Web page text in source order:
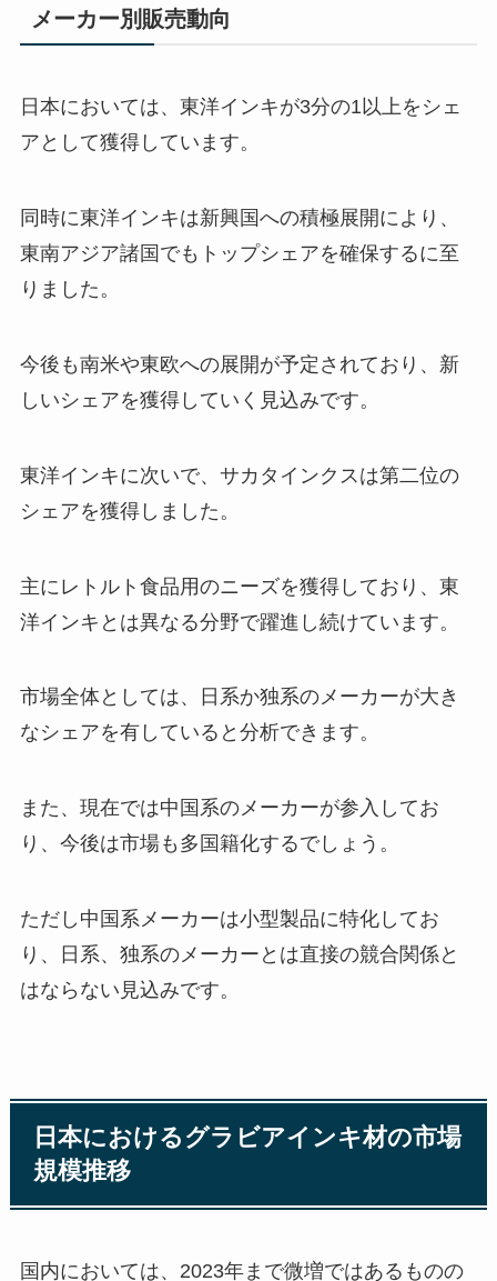
メーカー別販売動向
日本においては、東洋インキが3分の1以上をシェ
アとして獲得しています。
同時に東洋インキは新興国への積極展開により、
東南アジア諸国でもトップシェアを確保するに至
りました。
今後も南米や東欧への展開が予定されており、新
しいシェアを獲得していく見込みです。
東洋インキに次いで、サカタインクスは第二位の
シェアを獲得しました。
主にレトルト食品用のニーズを獲得しており、東
洋インキとは異なる分野で躍進し続けています。
市場全体としては、日系か独系のメーカーが大き
なシェアを有していると分析できます。
また、現在では中国系のメーカーが参入してお
り、今後は市場も多国籍化するでしょう。
ただし中国系メーカーは小型製品に特化してお
り、日系、独系のメーカーとは直接の競合関係と
はならない見込みです。
日本におけるグラビアインキ材の市場
規模推移
国内においては、2023年まで微増ではあるものの